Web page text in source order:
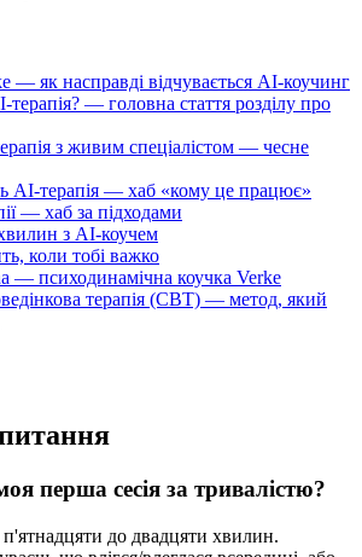
— як насправді відчувається AI-коучинг
— головна стаття розділу про
з живим спеціалістом — чесне
AI-терапія — хаб «кому це працює»
— хаб за підходами
з AI-коучем
коли тобі важко
— психодинамічна коучка Verke
терапія (CBT) — метод, який
перша сесія за тривалістю?
до двадцяти хвилин.